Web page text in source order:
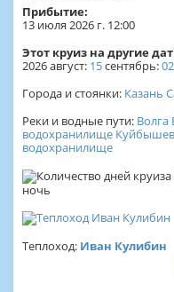
Прибытие:
13 июля 2026 г. 12:00
Этот круиз на другие
2026август: 15сентябрь:02
Города и стоянки: Казань
Реки и водные пути: Волга
водохранилище
водохранилище
ночь
Теплоход: Иван Кулибин